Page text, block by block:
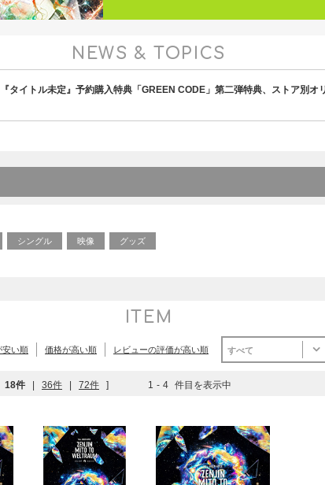
NEWS & TOPICS
タイトル未定』予約購入特典「GREEN CODE」第二弾特典、ストア別オ
シングル 映像 グッズ
ITEM
安い順 価格が高い順 レビューの評価が高い順 すべて
18件 | 36件 | 72件 ] 1 - 4 件目を表示中